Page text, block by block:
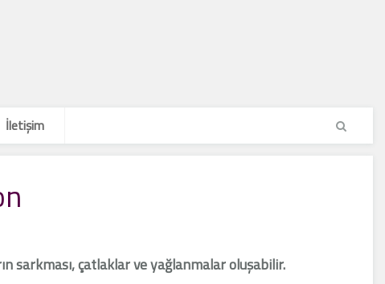
İletişim
sarkması, çatlaklar ve yağlanmalar oluşabilir.